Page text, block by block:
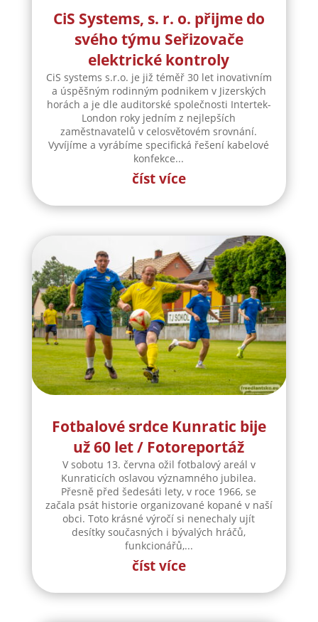
London roky jedním z nejlepších
zaměstnavatelů v celosvětovém srovnání.
Vyvíjíme a vyrábíme specifická řešení kabelové
konfekce...
číst více
Fotbalové srdce Kunratic bije
už 60 let / Fotoreportáž
V sobotu 13. června ožil fotbalový areál v
Kunraticích oslavou významného jubilea.
Přesně před šedesáti lety, v roce 1966, se
obci. Toto krásné výročí si nenechaly ujít
desítky současných i bývalých hráčů,
funkcionářů,...
číst více